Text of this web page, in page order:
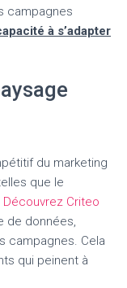
campagnes
à s’adapter
du marketing
que le
Découvrez Criteo
de données,
campagnes. Cela
qui peinent à